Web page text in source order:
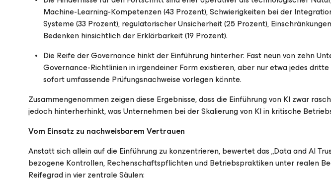
Machine-Learning-Kompetenzen (43 Prozent), Schwierigkeiten bei der
Systeme (33 Prozent), regulatorischer Unsicherheit (25 Prozent),
Bedenken hinsichtlich der Erklärbarkeit (19 Prozent).
Die Reife der Governance hinkt der Einführung hinterher: Fast neun von zehn
Governance-Richtlinien in irgendeiner Form existieren, aber nur etwa jedes
sofort umfassende Prüfungsnachweise vorlegen könnte.
Zusammengenommen zeigen diese Ergebnisse, dass die Einführung von KI zwar
jedoch hinterherhinkt, was Unternehmen bei der Skalierung von KI in kritische
Vom Einsatz zu nachweisbarem Vertrauen
Anstatt sich allein auf die Einführung zu konzentrieren, bewertet das „Data and AI
bezogene Kontrollen, Rechenschaftspflichten und Betriebspraktiken unter realen
Reifegrad in vier zentrale Säulen: